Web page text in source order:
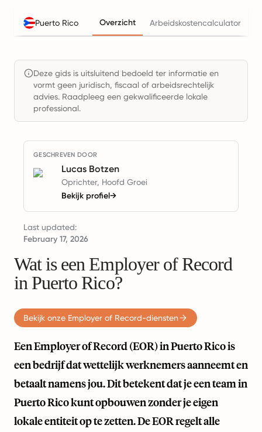
Puerto Rico Overzicht Arbeidskostencalculator
Deze gids is uitsluitend bedoeld ter informatie en
vormt geen juridisch, fiscaal of arbeidsrechtelijk
advies. Raadpleeg een gekwalificeerde lokale
professional.
GESCHREVEN DOOR
Lucas Botzen
Oprichter, Hoofd Groei
Bekijk profiel→
Last updated:
February 17, 2026
Wat is een Employer of Record
in Puerto Rico?
Bekijk onze Employer of Record-diensten
Een Employer of Record (EOR) in Puerto Rico is
een bedrijf dat wettelijk werknemers aanneemt en
betaalt namens jou. Dit betekent dat je een team in
Puerto Rico kunt opbouwen zonder je eigen
lokale entiteit op te zetten. De EOR regelt alle